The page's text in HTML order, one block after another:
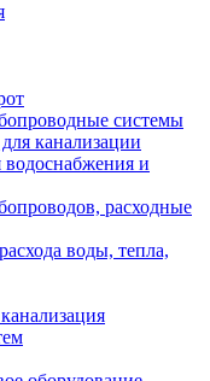
системы
канализации
и
расходные
воды, тепла,